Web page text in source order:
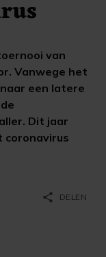
van
Vanwege het
een latere
Dit jaar
coronavirus
share DELEN